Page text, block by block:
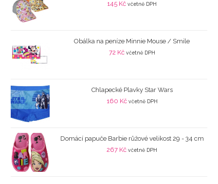
145 Kč včetně DPH
Obálka na peníze Minnie Mouse / Smile
72 Kč včetně DPH
Chlapecké Plavky Star Wars
160 Kč včetně DPH
Domácí papuče Barbie růžové velikost 29 - 34 cm
267 Kč včetně DPH